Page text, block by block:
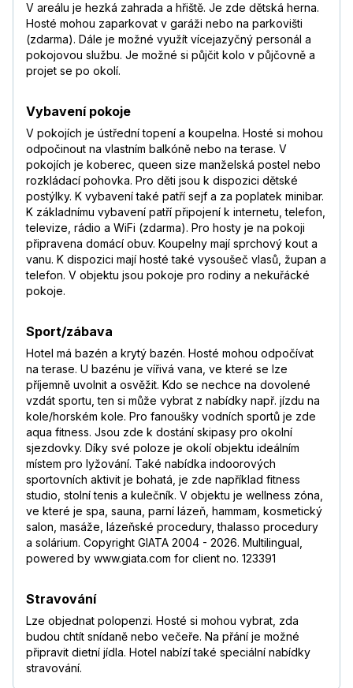
V areálu je hezká zahrada a hřiště. Je zde dětská herna.
Hosté mohou zaparkovat v garáži nebo na parkovišti
(zdarma). Dále je možné využít vícejazyčný personál a
pokojovou službu. Je možné si půjčit kolo v půjčovně a
projet se po okolí.
Vybavení pokoje
V pokojích je ústřední topení a koupelna. Hosté si mohou
odpočinout na vlastním balkóně nebo na terase. V
pokojích je koberec, queen size manželská postel nebo
rozkládací pohovka. Pro děti jsou k dispozici dětské
postýlky. K vybavení také patří sejf a za poplatek minibar.
K základnímu vybavení patří připojení k internetu, telefon,
televize, rádio a WiFi (zdarma). Pro hosty je na pokoji
připravena domácí obuv. Koupelny mají sprchový kout a
vanu. K dispozici mají hosté také vysoušeč vlasů, župan a
telefon. V objektu jsou pokoje pro rodiny a nekuřácké
pokoje.
Sport/zábava
Hotel má bazén a krytý bazén. Hosté mohou odpočívat
na terase. U bazénu je vířivá vana, ve které se lze
příjemně uvolnit a osvěžit. Kdo se nechce na dovolené
vzdát sportu, ten si může vybrat z nabídky např. jízdu na
kole/horském kole. Pro fanoušky vodních sportů je zde
aqua fitness. Jsou zde k dostání skipasy pro okolní
sjezdovky. Díky své poloze je okolí objektu ideálním
místem pro lyžování. Také nabídka indoorových
sportovních aktivit je bohatá, je zde například fitness
studio, stolní tenis a kulečník. V objektu je wellness zóna,
ve které je spa, sauna, parní lázeň, hammam, kosmetický
salon, masáže, lázeňské procedury, thalasso procedury
a solárium. Copyright GIATA 2004 - 2026. Multilingual,
powered by www.giata.com for client no. 123391
Stravování
Lze objednat polopenzi. Hosté si mohou vybrat, zda
budou chtít snídaně nebo večeře. Na přání je možné
připravit dietní jídla. Hotel nabízí také speciální nabídky
stravování.